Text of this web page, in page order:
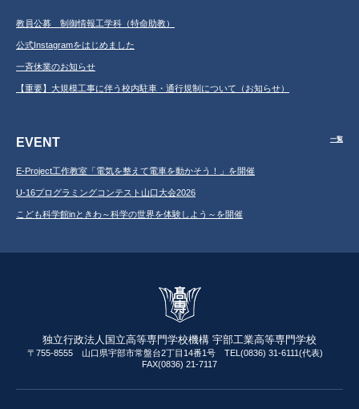
教員公募 制御情報工学科（特命助教）
公式Instagramをはじめました
一斉休業のお知らせ
【重要】大規模工事に伴う校内駐車・通行規制について（お知らせ）
EVENT 一覧
E-Project工作教室「電気を整えて電車を動かそう！」を開催
U-16プログラミングコンテスト山口大会2026
こども科学館inときわ～科学の世界を体験しよう～を開催
独立行政法人国立高等専門学校機構 宇部工業高等専門学校
〒755-8555 山口県宇部市常盤台2丁目14番1号 TEL(0836) 31-6111(代表)
FAX(0836) 21-7117